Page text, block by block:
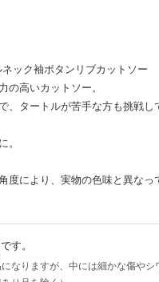
ック袖ボタンリブカットソー
の高いカットソー。
、タートルが苦手な方も挑戦し
。
度により、実物の色味と異なっ
す。
なりますが、中には細かな傷や